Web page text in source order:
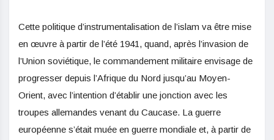
Cette politique d’instrumentalisation de l’islam va être mise
en œuvre à partir de l’été 1941, quand, après l’invasion de
l’Union soviétique, le commandement militaire envisage de
progresser depuis l’Afrique du Nord jusqu’au Moyen-
Orient, avec l’intention d’établir une jonction avec les
troupes allemandes venant du Caucase. La guerre
européenne s’était muée en guerre mondiale et, à partir de